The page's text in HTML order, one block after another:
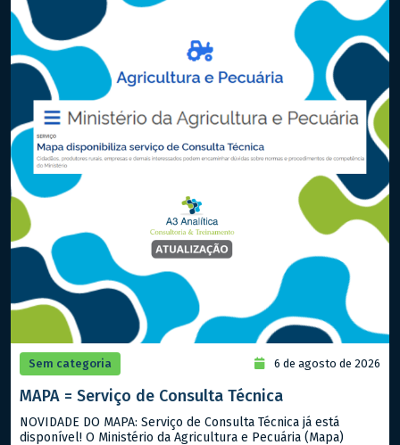
Sem categoria 6 de agosto de 2026
MAPA = Serviço de Consulta Técnica
NOVIDADE DO MAPA: Serviço de Consulta Técnica já está
disponível! O Ministério da Agricultura e Pecuária (Mapa)